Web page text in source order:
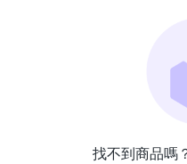
找不到商品嗎